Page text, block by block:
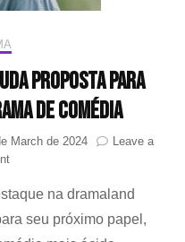
proposta para
de comédia
March de 2024
Leave a
on
Kim
na dramaland
seu próximo papel,